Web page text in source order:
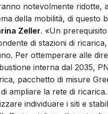
notevolmente
della mobilità, di questo
Zeller. «Un
di stazioni di
Per ottemperare alle
interna dal 2035,
pacchetto di misure
ampliare la rete di
individuare i siti e